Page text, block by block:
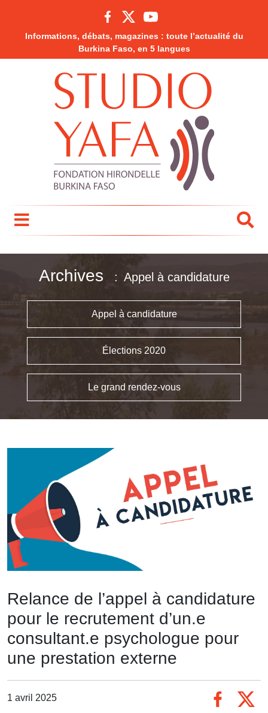
Informations, débats, magazines : toute l’actualité du
Burkina Faso, en 5 langues
Archives Appel à candidature
Appel à candidature
Élections 2020
Le grand rendez-vous
Relance de l’appel à candidature
pour le recrutement d’un.e
consultant.e psychologue pour
une prestation externe
1 avril 2025